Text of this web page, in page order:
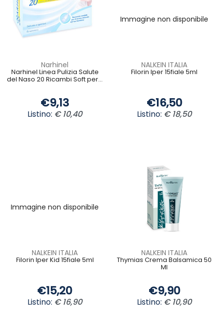
Narhinel
Narhinel Linea Pulizia Salute
del Naso 20 Ricambi Soft per...
€9,13
Listino: € 10,40
Immagine non disponibile
NALKEIN ITALIA
Filorin Iper 15fiale 5ml
€16,50
Listino: € 18,50
Immagine non disponibile
NALKEIN ITALIA
Filorin Iper Kid 15fiale 5ml
€15,20
Listino: € 16,90
NALKEIN ITALIA
Thymias Crema Balsamica 50
Ml
€9,90
Listino: € 10,90